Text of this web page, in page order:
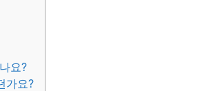
요?
가요?